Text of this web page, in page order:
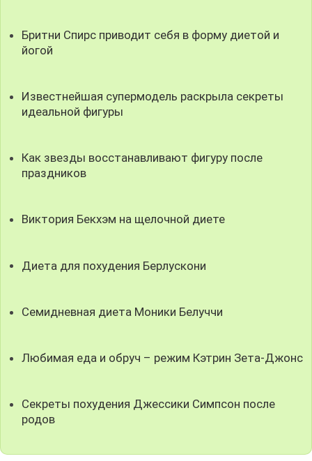
Бритни Спирс приводит себя в форму диетой и
йогой
Известнейшая супермодель раскрыла секреты
идеальной фигуры
Как звезды восстанавливают фигуру после
праздников
Виктория Бекхэм на щелочной диете
Диета для похудения Берлускони
Семидневная диета Моники Белуччи
Любимая еда и обруч – режим Кэтрин Зета-Джонс
Секреты похудения Джессики Симпсон после
родов